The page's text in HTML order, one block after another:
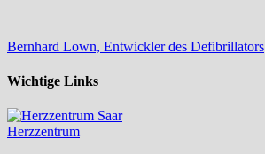
Bernhard Lown, Entwickler des Defibrillators
Wichtige Links
Herzzentrum